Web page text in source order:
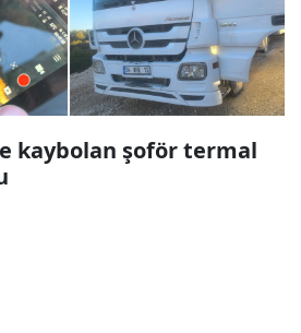
kaybolan şoför termal